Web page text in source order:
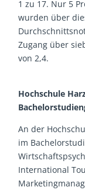
1 zu 17. Nur 5
wurden über
Zugang über
von 2,4.
Hochschule
An der
im
International